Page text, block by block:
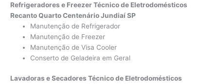
Refrigeradores e Freezer Técnico de Eletrodomésticos
Recanto Quarto Centenário Jundiaí SP
Manutenção de Refrigerador
Manutenção de Freezer
Manutenção de Visa Cooler
Conserto de Geladeira em Geral
Lavadoras e Secadores Técnico de Eletrodomésticos